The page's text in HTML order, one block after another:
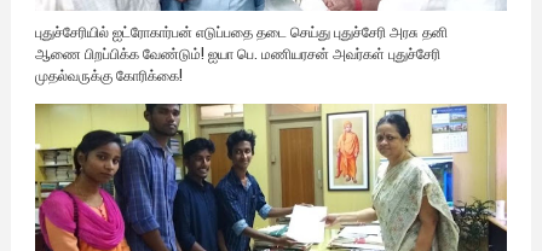
புதுச்சேரியில் ஐட்ரோகார்பன் எடுப்பதை தடை செய்து புதுச்சேரி அரசு தனி
ஆணை பிறப்பிக்க வேண்டும்! ஐயா பெ. மணியரசன் அவர்கள் புதுச்சேரி
முதல்வருக்கு கோரிக்கை!